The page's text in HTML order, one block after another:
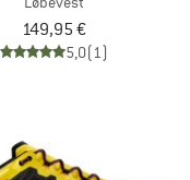
149,95 €
5,0(1)